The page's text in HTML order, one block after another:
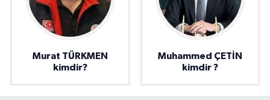
Murat TÜRKMEN
kimdir?
Muhammed ÇETİN
kimdir ?